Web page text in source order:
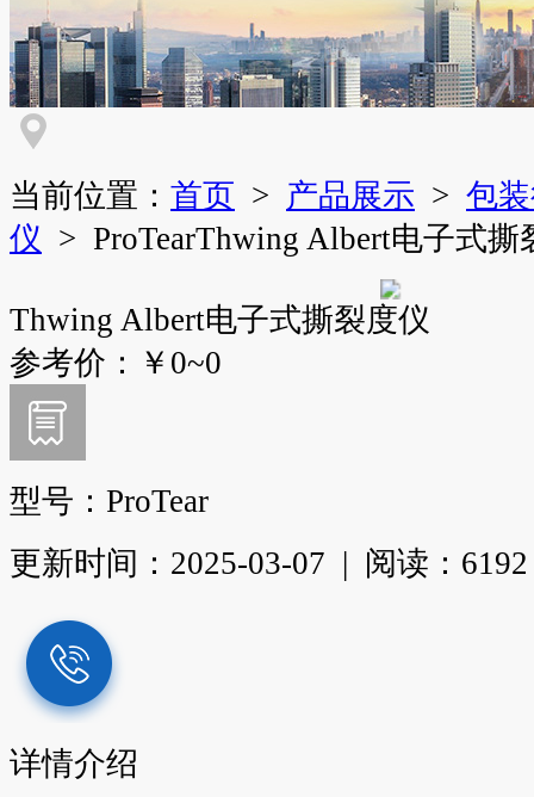
当前位置： 首页 > 产品展示 > 包
仪 > ProTearThwing Albert电子式撕
Thwing Albert电子式撕裂度仪
参考价： ￥0~0
型号： ProTear
更新时间： 2025-03-07 | 阅读： 6192
详情介绍